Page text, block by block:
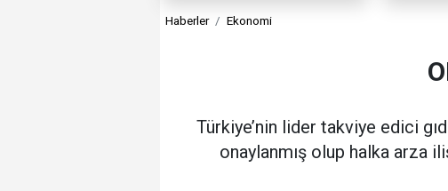
Haberler Ekonomi
Türkiye’nin lider takviye edici
onaylanmış olup halka arza